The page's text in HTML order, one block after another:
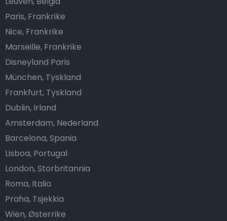
Paris, Frankrike
Nice, Frankrike
Marseille, Frankrike
Disneyland Paris
München, Tyskland
Frankfurt, Tyskland
Dublin, Irland
Amsterdam, Nederland
Barcelona, Spania
Lisboa, Portugal
London, Storbritannia
Roma, Italia
Praha, Tsjekkia
Wien, Østerrike